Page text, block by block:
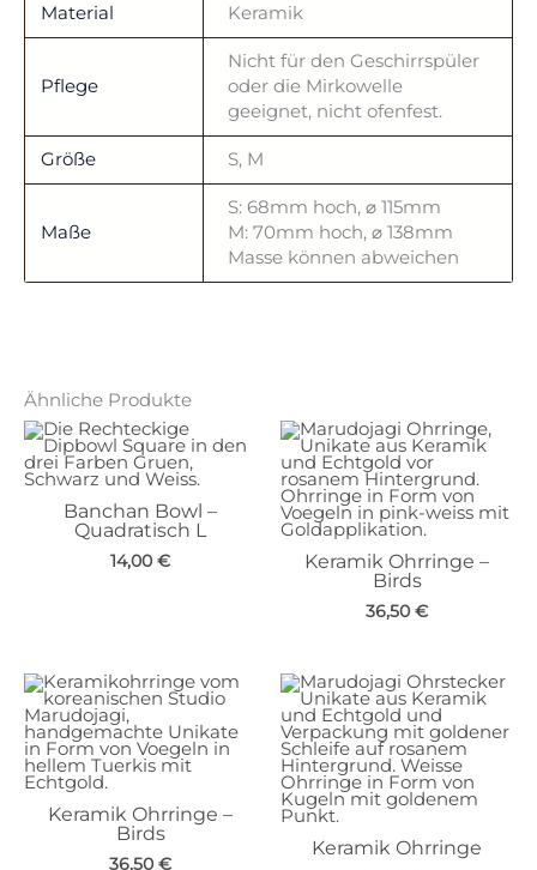
Material Keramik
Pflege
Nicht für den Geschirrspüler
oder die Mirkowelle
geeignet, nicht ofenfest.
Größe S, M
Maße
S: 68mm hoch, ⌀ 115mm
M: 70mm hoch, ⌀ 138mm
Masse können abweichen
Ähnliche Produkte
Banchan Bowl –
Quadratisch L
14,00 €
Keramik Ohrringe –
Birds
36,50 €
Keramik Ohrringe –
Birds
36,50 €
Keramik Ohrringe